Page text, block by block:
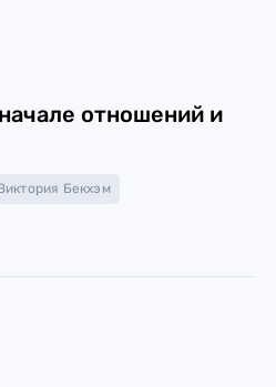
отношений и
Бекхэм